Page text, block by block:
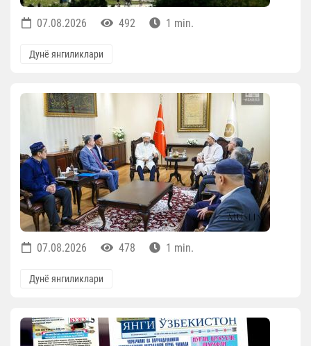
07.08.2026 492 1 min.
Дунё янгиликлари
07.08.2026 478 1 min.
Дунё янгиликлари